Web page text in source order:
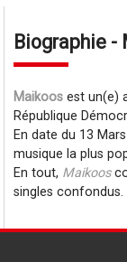
Biographie -
Maikoos est un(e)
République
En date du 13
musique la plus
En tout, Maikoos
singles confondus.